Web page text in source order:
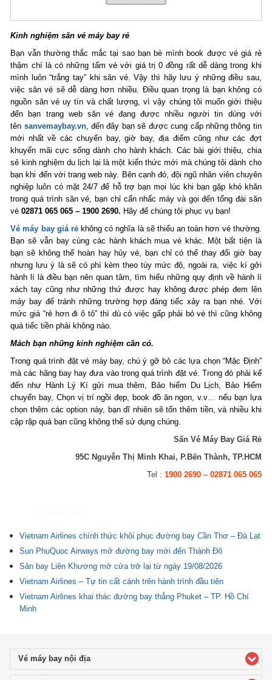
Kinh nghiệm săn vé máy bay rẻ
Bạn vẫn thường thắc mắc tại sao bạn bè mình book được vé giá rẻ
thậm chí là có những tấm vé với giá trị 0 đồng rất dễ dàng trong khi
mình luôn “trắng tay” khi săn vé. Vậy thì hãy lưu ý những điều sau,
việc săn vé sẽ dễ dàng hơn nhiều. Điều quan trọng là bạn không có
nguồn săn vé uy tín và chất lượng, vì vậy chúng tôi muốn giới thiệu
đến bạn trang web săn vé đang được nhiều người tin dùng với
tên sanvemaybay.vn, đến đây bạn sẽ được cung cấp những thông tin
mới nhất về các chuyến bay, giờ bay, địa điểm cũng như các đợt
khuyến mãi cực sống dành cho hành khách. Các bài giới thiệu, chia
sẻ kinh nghiệm du lịch lại là một kiến thức mới mà chúng tôi dành cho
bạn khi đến với trang web này. Bên cạnh đó, đội ngũ nhân viên chuyên
nghiệp luôn có mặt 24/7 để hỗ trợ bạn mọi lúc khi bạn gặp khó khăn
trong quá trình săn vé, bạn chỉ cẩn nhấc máy và gọi đến tổng đài săn
vé02871 065 065 – 1900 2690. Hãy để chúng tôi phục vụ bạn!
Vé máy bay giá rẻkhông có nghĩa là sẽ thiếu an toàn hơn vé thường.
Bạn sẽ vẫn bay cùng các hành khách mua vé khác. Một bất tiện là
bạn sẽ không thể hoàn hay hủy vé, bạn chỉ có thể thay đổi giờ bay
nhưng lưu ý là sẽ có phí kèm theo tùy mức độ, ngoài ra, việc kí gởi
hành lí là điều bạn nên quan tâm, tìm hiểu những quy định về hành lí
xách tay cũng như những thứ được hay không được phép đem lên
máy bay để tránh những trường hợp đáng tiếc xảy ra bạn nhé. Với
mức giá “rẻ hơn đi ô tô” thì dù có việc gấp phải bỏ vé thì cũng không
quá tiếc tiền phải không nào.
Mách bạn những kinh nghiệm cần có.
Trong quá trình đặt vé máy bay, chú ý gỡ bỏ các lựa chọn “Mặc Định”
mà các hãng bay hay đưa vào trong quá trình đặt vé. Trong đó phải kể
đến như Hành Lý Kí gửi mua thêm, Bảo hiểm Du Lịch, Bảo Hiểm
chuyến bay, Chọn vị trí ngồi đẹp, book đồ ăn ngon, v.v… nếu bạn lựa
chọn thêm các option này, bạn dĩ nhiên sẽ tốn thêm tiền, và nhiều khi
cập rập quá bạn cũng không thể sử dụng chúng.
Săn Vé Máy Bay Giá Rẻ
95C Nguyễn Thị Minh Khai, P.Bến Thành, TP.HCM
Tel : 1900 2690– 02871 065 065
Vietnam Airlines chính thức khôi phục đường bay Cần Thơ – Đà Lạt
Sun PhuQuoc Airways mở đường bay mới đến Thành Đô
Sân bay Liên Khương mở cửa trở lại từ ngày 19/08/2026
Vietnam Airlines – Tự tin cất cánh trên hành trình đầu tiên
Vietnam Airlines khai thác đường bay thẳng Phuket – TP. Hồ Chí
Minh
Vé máy bay nội địaclick to expand contents